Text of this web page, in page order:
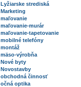
Lyžiarske strediská
Marketing
maľovanie
maľovanie-murár
maľovanie-tapetovanie
mobilné telefóny
montáž
mäso-výrobňa
Nové byty
Novostavby
obchodná činnosť
očná optika